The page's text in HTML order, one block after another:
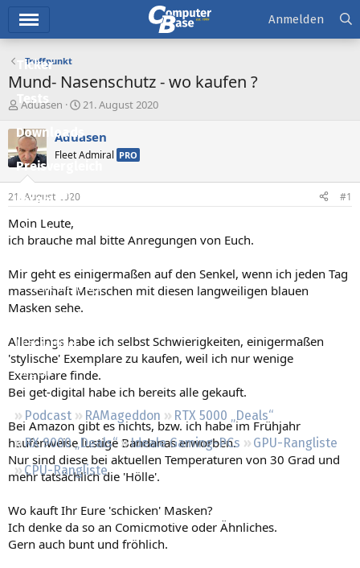
Ticker
Tests
Downloads
Preisvergleich
Forum
Aktuelles
Neue Beiträge
Neueste Aktivitäten
Leserartikel
Regeln
Podcast RAMageddon
RTX 5000 „Deals“
RX 9000 „Deals“
Ideale Gaming-PCs
GPU-Rangliste
CPU-Rangliste
Anmelden
Treffpunkt
Mund- Nasenschutz - wo kaufen ?
E
s
t
e
e
r
Aduasen
E
s
e
t
21. August 2020
Aduasen
Fleet Admiral PRO
21. August 2020 #1
Moin Leute,
ich brauche mal bitte Anregungen von Euch.
Mir geht es einigermaßen auf den Senkel, wenn ich jeden Tag
massenhaft Menschen mit diesen langweiligen blauen
Masken sehe.
Allerdings habe ich selbst Schwierigkeiten, einigermaßen
'stylische' Exemplare zu kaufen, weil ich nur wenige
Exemplare finde.
Bei get-digital habe ich bereits alle gekauft.
Bei Amazon gibt es nichts, bzw. ich habe im Frühjahr
haufenweise lustige Bandanas erworben.
Nur sind diese bei aktuellen Temperaturen von 30 Grad und
mehr tatsächlich die 'Hölle'.
Wo kauft Ihr Eure 'schicken' Masken?
Ich denke da so an Comicmotive oder Ähnliches.
Gern auch bunt und fröhlich.